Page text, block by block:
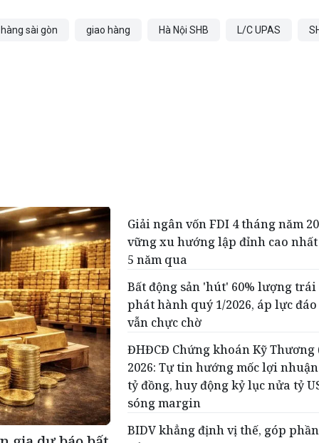
sài gòn giao hàng Hà Nội SHB L/C UPAS
Giải ngân vốn FDI 4 tháng năm
vững xu hướng lập đỉnh cao
5 năm qua
Bất động sản 'hút' 60% lượng
phát hành quý 1/2026, áp lực
vẫn chực chờ
ĐHĐCĐ Chứng khoán Kỹ Thương
2026: Tự tin hướng mốc lợi nhuận
tỷ đồng, huy động kỷ lục nửa tỷ
sóng margin
BIDV khẳng định vị thế, góp